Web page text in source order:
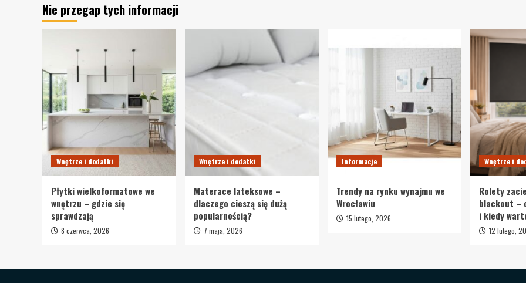
Nie przegap tych informacji
Wnętrze i dodatki
Płytki wielkoformatowe we
wnętrzu – gdzie się
sprawdzają
8 czerwca, 2026
Wnętrze i dodatki
Materace lateksowe –
dlaczego cieszą się dużą
popularnością?
7 maja, 2026
Informacje
Trendy na rynku wynajmu we
Wrocławiu
15 lutego, 2026
Wnętrze i
Rolety
blackout –
i kiedy
12 lutego,